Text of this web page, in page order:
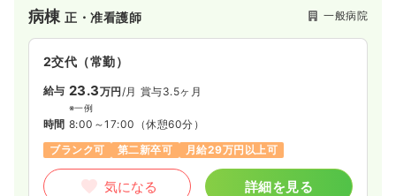
病棟正・准看護師 一般病院
2交代（常勤）
給与 23.3万円 /月 賞与3.5ヶ月
※一例
時間 8:00～17:00 （休憩60分）
ブランク可
第二新卒可 月給29万円以上可
気になる 詳細を見る